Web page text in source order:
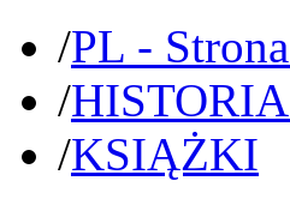
/PL -
/
/KSIĄŻKI